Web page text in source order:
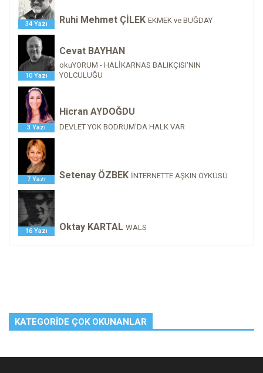
34 Yazı Ruhi Mehmet ÇİLEK EKMEK ve BUĞDAY
10 Yazı
Cevat BAYHAN
okuYORUM - HALİKARNAS BALIKÇISI'NIN
YOLCULUĞU
3 Yazı
Hicran AYDOĞDU
DEVLET YOK BODRUM'DA HALK VAR
7 Yazı Setenay ÖZBEK İNTERNETTE AŞKIN ÖYKÜSÜ
16 Yazı Oktay KARTAL WALS
KATEGORIDE ÇOK OKUNANLAR